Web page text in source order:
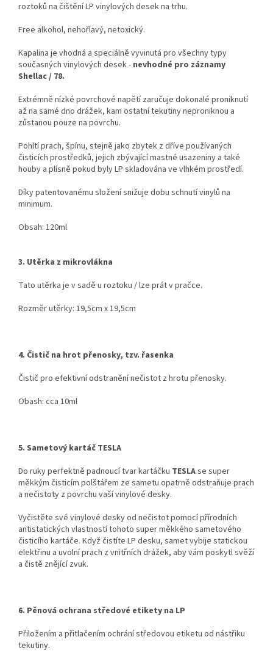
roztoků na čištění LP vinylových desek na trhu.
Free alkohol, nehořlavý, netoxický.
Kapalina je vhodná a speciálně vyvinutá pro všechny typy
současných vinylových desek - nevhodné pro záznamy
Shellac / 78.
Extrémně nízké povrchové napětí zaručuje dokonalé proniknutí
až na samé dno drážek, kam ostatní tekutiny neproniknou a
zůstanou pouze na povrchu.
Pohltí prach, špínu, stejně jako zbytek z dříve používaných
čisticích prostředků, jejich zbývající mastné usazeniny a také
houby a plísně pokud byly LP skladována ve vlhkém prostředí.
Díky patentovanému složení snižuje dobu schnutí vinylů na
minimum.
Obsah: 120ml
3. Utěrka z mikrovlákna
Tato utěrka je v sadě u roztoku / lze prát v pračce.
Rozměr utěrky: 19,5cm x 19,5cm
4. Čistič na hrot přenosky, tzv. řasenka
Čistič pro efektivní odstranění nečistot z hrotu přenosky.
Obash: cca 10ml
5. Sametový kartáč TESLA
Do ruky perfektně padnoucí tvar kartáčku TESLAse super
měkkým čisticím polštářem ze sametu opatrně odstraňuje prach
a nečistoty z povrchu vaší vinylové desky.
Vyčistěte své vinylové desky od nečistot pomocí přírodních
antistatických vlastností tohoto super měkkého sametového
čisticího kartáče. Když čistíte LP desku, samet vybije statickou
elektřinu a uvolní prach z vnitřních drážek, aby vám poskytl svěží
a čistě znějící zvuk.
6. Pěnová ochrana středové etikety na LP
Přiložením a přitlačením ochrání středovou etiketu od nástřiku
tekutiny.